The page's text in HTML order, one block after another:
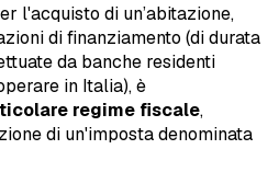
l'acquisto di un’abitazione,
di finanziamento (di durata
da banche residenti
in Italia), è
regime fiscale,
di un'imposta denominata